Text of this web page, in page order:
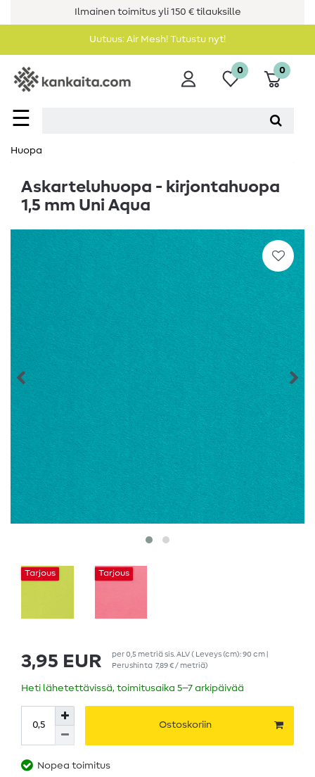
Ilmainen toimitus yli 150 € tilauksille
Uutuus: Air Mesh! Tutustu nyt!
☰
0 0
Huopa
Askarteluhuopa - kirjontahuopa
1,5 mm Uni Aqua
Tarjous Tarjous
3,95 EUR per0,5 metriäsis. ALV( Leveys (cm): 90 cm |
Perushinta 7,89 € / metriä)
Heti lähetettävissä, toimitusaika 5–7 arkipäivää
Ostoskoriin
Nopea toimitus